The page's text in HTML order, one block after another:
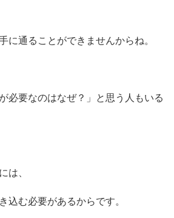
に通ることができませんからね。
必要なのはなぜ？」と思う人もいる
は、
込む必要があるからです。